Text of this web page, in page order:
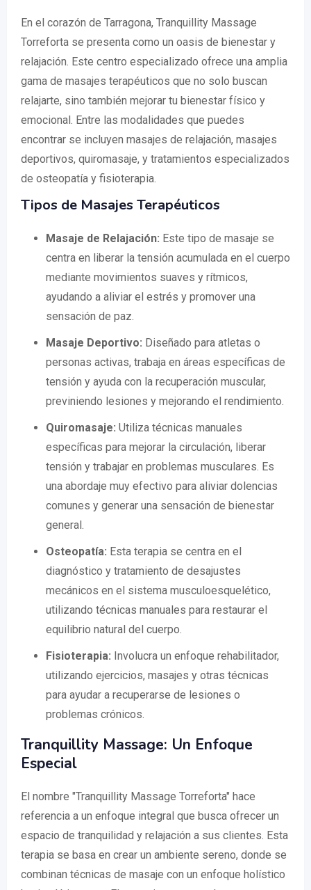
En el corazón de Tarragona, Tranquillity Massage
Torreforta se presenta como un oasis de bienestar y
relajación. Este centro especializado ofrece una amplia
gama de masajes terapéuticos que no solo buscan
relajarte, sino también mejorar tu bienestar físico y
emocional. Entre las modalidades que puedes
encontrar se incluyen masajes de relajación, masajes
deportivos, quiromasaje, y tratamientos especializados
de osteopatía y fisioterapia.
Tipos de Masajes Terapéuticos
Masaje de Relajación: Este tipo de masaje se
centra en liberar la tensión acumulada en el cuerpo
mediante movimientos suaves y rítmicos,
ayudando a aliviar el estrés y promover una
sensación de paz.
Masaje Deportivo: Diseñado para atletas o
personas activas, trabaja en áreas específicas de
tensión y ayuda con la recuperación muscular,
previniendo lesiones y mejorando el rendimiento.
Quiromasaje: Utiliza técnicas manuales
específicas para mejorar la circulación, liberar
tensión y trabajar en problemas musculares. Es
una abordaje muy efectivo para aliviar dolencias
comunes y generar una sensación de bienestar
general.
Osteopatía: Esta terapia se centra en el
diagnóstico y tratamiento de desajustes
mecánicos en el sistema musculoesquelético,
utilizando técnicas manuales para restaurar el
equilibrio natural del cuerpo.
Fisioterapia: Involucra un enfoque rehabilitador,
utilizando ejercicios, masajes y otras técnicas
para ayudar a recuperarse de lesiones o
problemas crónicos.
Tranquillity Massage: Un Enfoque
Especial
El nombre "Tranquillity Massage Torreforta" hace
referencia a un enfoque integral que busca ofrecer un
espacio de tranquilidad y relajación a sus clientes. Esta
terapia se basa en crear un ambiente sereno, donde se
combinan técnicas de masaje con un enfoque holístico